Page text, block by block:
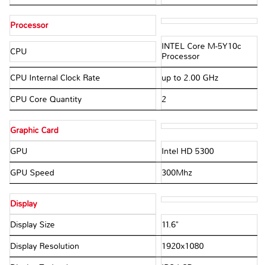
Processor
CPU
INTEL Core M-5Y10c
Processor
CPU Internal Clock Rate up to 2.00 GHz
CPU Core Quantity 2
Graphic Card
GPU Intel HD 5300
GPU Speed 300Mhz
Display
Display Size 11.6"
Display Resolution 1920x1080